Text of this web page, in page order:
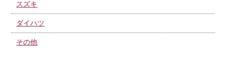
スズキ
ダイハツ
その他